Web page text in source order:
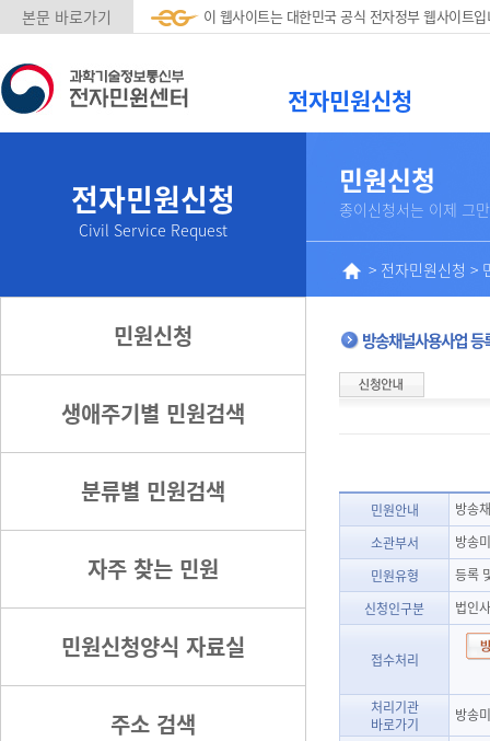
본문 바로가기 이 웹사이트는 대한민국 공식 전자정부 웹사이트
전자민원신청
전자민원신청
Civil Service Request
민원신청
생애주기별 민원검색
분류별 민원검색
자주 찾는 민원
민원신청양식 자료실
주소 검색
민원신청
종이신청서는 이제 그
> 전자민원신청 >
방송채널사용사업 등
민원안내
방송
소관부서
방송
민원유형
등록
신청인구분
법인
접수처리
처리기관
바로가기
방송